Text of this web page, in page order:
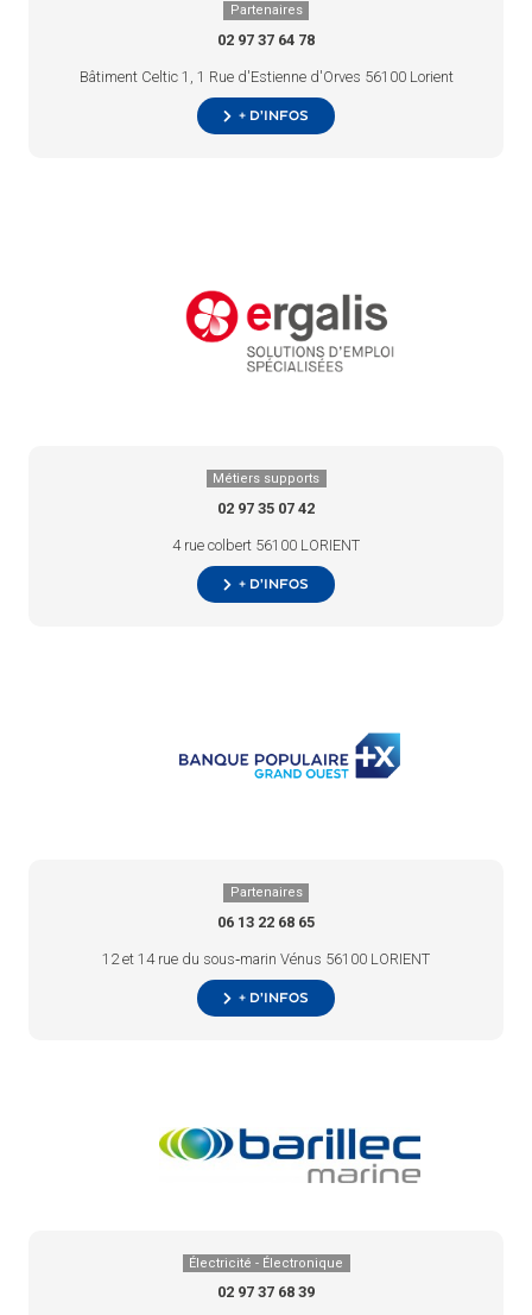
Partenaires
02 97 37 64 78
Bâtiment Celtic 1, 1 Rue d'Estienne d'Orves 56100 Lorient
+ d’infos
Métiers supports
02 97 35 07 42
4 rue colbert 56100 LORIENT
+ d’infos
Partenaires
06 13 22 68 65
12 et 14 rue du sous‑marin Vénus 56100 LORIENT
+ d’infos
Électricité - Électronique
02 97 37 68 39